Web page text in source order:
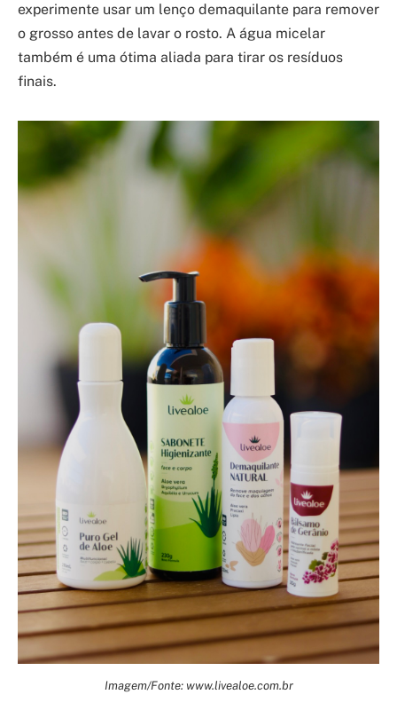
experimente usar um lenço demaquilante para remover
o grosso antes de lavar o rosto. A água micelar
também é uma ótima aliada para tirar os resíduos
finais.
Imagem/Fonte: www.livealoe.com.br